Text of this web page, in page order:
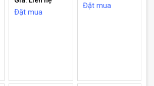
Đặt mua
Đặt mua